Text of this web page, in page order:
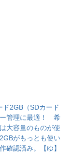
2GB（SDカード
管理に最適！ 希
大容量のものが使
がもっとも使い
確認済み。【ゆ】